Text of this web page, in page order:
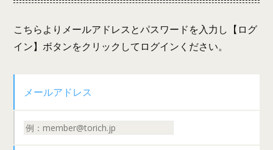
こちらよりメールアドレスとパスワードを入力し【ログ
イン】ボタンをクリックしてログインください。
メールアドレス